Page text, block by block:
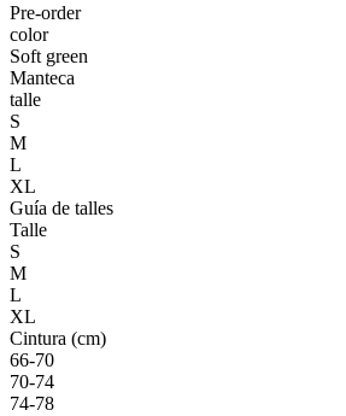
Pre-order
color
Soft green
Manteca
talle
S
M
L
XL
Guía de talles
Talle
S
M
L
XL
Cintura (cm)
66-70
70-74
74-78